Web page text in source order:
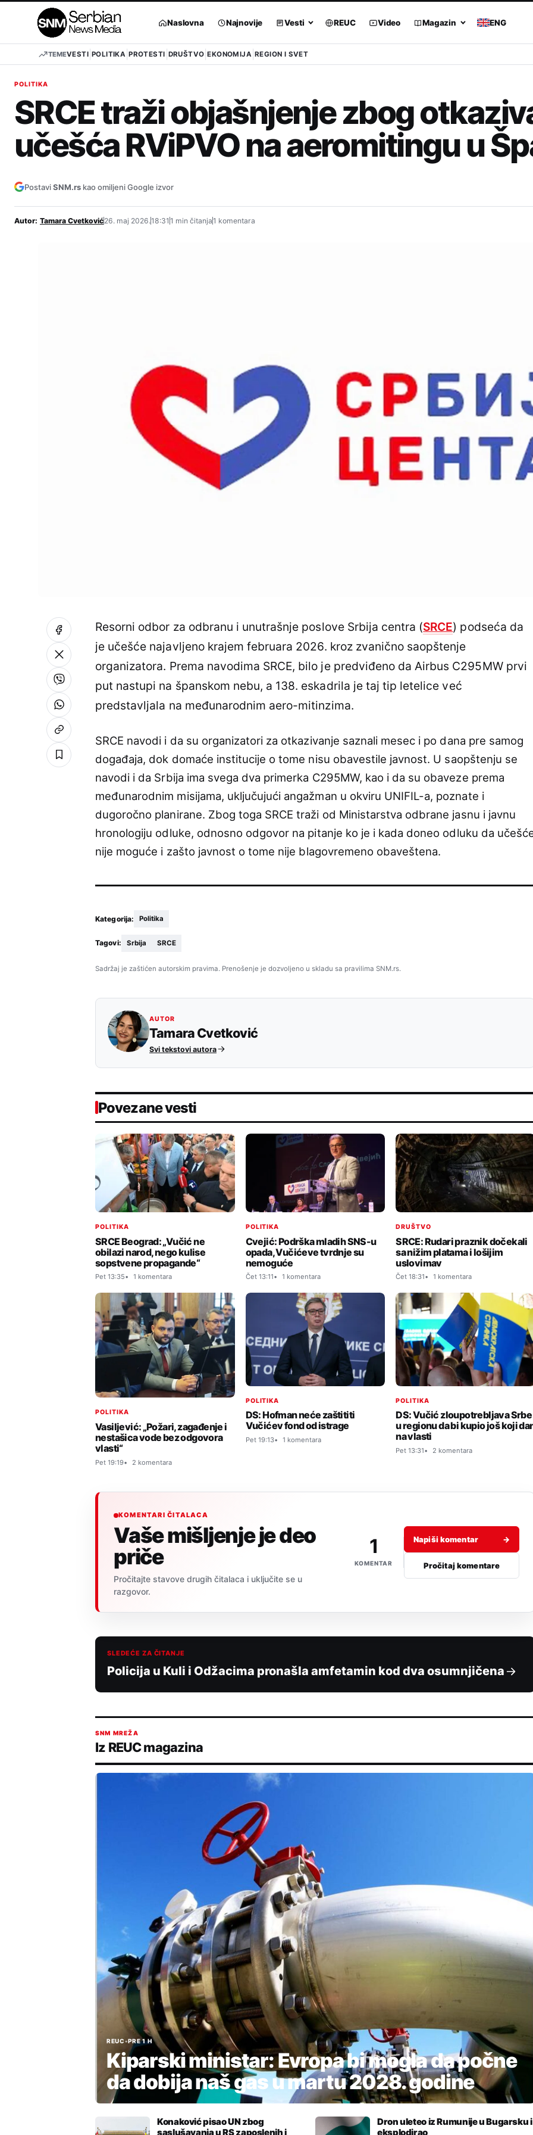
Naslovna Najnovije Vesti REUC Video Magazin ENG
TEMEVESTI POLITIKA PROTESTI DRUŠTVO EKONOMIJA REGION I SVET
POLITIKA
SRCE traži objašnjenje zbog
učešća RViPVO na aeromitingu u
PostaviSNM.rs kao omiljeni Google izvor
Autor: Tamara Cvetković26. maj 2026.18:31 1 min čitanja1 komentara
Resorni odbor za odbranu i unutrašnje poslove Srbija centra (SRCE) podseća da
je učešće najavljeno krajem februara 2026. kroz zvanično saopštenje
organizatora. Prema navodima SRCE, bilo je predviđeno da Airbus C295MW prvi
put nastupi na španskom nebu, a 138. eskadrila je taj tip letelice već
predstavljala na međunarodnim aero-mitinzima.
SRCE navodi i da su organizatori za otkazivanje saznali mesec i po dana pre samog
događaja, dok domaće institucije o tome nisu obavestile javnost. U saopštenju se
navodi i da Srbija ima svega dva primerka C295MW, kao i da su obaveze prema
međunarodnim misijama, uključujući angažman u okviru UNIFIL-a, poznate i
dugoročno planirane. Zbog toga SRCE traži od Ministarstva odbrane jasnu i javnu
hronologiju odluke, odnosno odgovor na pitanje ko je i kada doneo odluku da
nije moguće i zašto javnost o tome nije blagovremeno obaveštena.
Kategorija: Politika
Tagovi: Srbija SRCE
Sadržaj je zaštićen autorskim pravima. Prenošenje je dozvoljeno u skladu sa pravilima SNM.rs.
AUTOR
Tamara Cvetković
Svi tekstovi autora
Povezane vesti
POLITIKA
SRCE Beograd: „Vučić ne
obilazi narod, nego kulise
sopstvene propagande“
Pet 13:35 1 komentara
POLITIKA
Cvejić: Podrška mladih SNS-u
opada, Vučićeve tvrdnje su
nemoguće
Čet 13:11 1 komentara
DRUŠTVO
SRCE: Rudari praznik dočekali
sa nižim platama i lošijim
uslovimav
Čet 18:31 1 komentara
POLITIKA
Vasiljević: „Požari, zagađenje i
nestašica vode bez odgovora
vlasti“
Pet 19:19 2 komentara
POLITIKA
DS: Hofman neće zaštititi
Vučićev fond od istrage
Pet 19:13 1 komentara
POLITIKA
DS: Vučić zloupotrebljava Srbe
u regionu da bi kupio još koji
na vlasti
Pet 13:31 2 komentara
KOMENTARI ČITALACA
Vaše mišljenje je deo
priče
Pročitajte stavove drugih čitalaca i uključite se u
razgovor.
1
KOMENTAR
Napiši komentar →
Pročitaj komentare
SLEDEĆE ZA ČITANJE
Policija u Kuli i Odžacima pronašla amfetamin kod dva osumnjičena
SNM MREŽA
Iz REUC magazina
REUC•PRE 1 H
Kiparski ministar: Evropa bi mogla da počne
da dobija naš gas u martu 2028. godine
Konaković pisao UN zbog
saslušavanja u RS zaposlenih i
Dron uleteo iz Rumunije u Bugarsku i
eksplodirao